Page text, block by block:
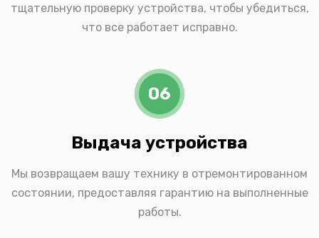
тщательную проверку устройства, чтобы убедиться,
что все работает исправно.
06
Выдача устройства
Мы возвращаем вашу технику в отремонтированном
состоянии, предоставляя гарантию на выполненные
работы.